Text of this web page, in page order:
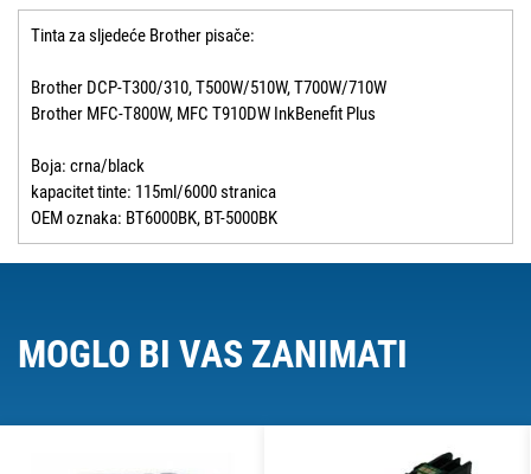
Tinta za sljedeće Brother pisače:
Brother DCP-T300/310, T500W/510W, T700W/710W
Brother MFC-T800W, MFC T910DW InkBenefit Plus
Boja: crna/black
kapacitet tinte: 115ml/6000 stranica
OEM oznaka: BT6000BK, BT-5000BK
MOGLO BI VAS ZANIMATI